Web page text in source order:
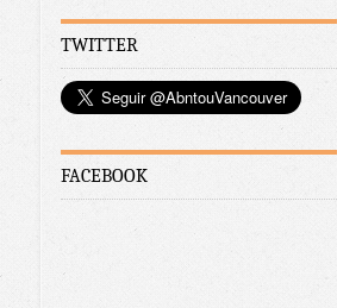
TWITTER
FACEBOOK